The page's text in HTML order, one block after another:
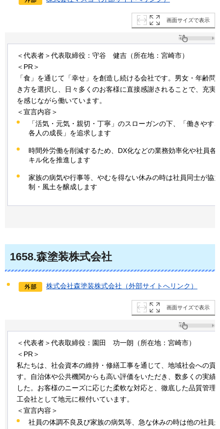
画面サイズで表示
＜代表者＞代表取締役：守谷 健吉 （所在地：宮崎市）
＜PR＞
「食」を通じて「幸せ」を創造し続ける会社です。男女・年齢問
き方を選択し、日々多くのお客様に直接感謝されることで、充実
を感じながら働いています。
＜宣言内容＞
「活気・元気・親切・丁寧」のスローガンの下、「働きやす
各人の成長」を追求します
時間外労働を削減するため、DX化などの業務効率化や社員各
キル化を推進します
家族の病気や行事等、やむを得ない休みの時は社員同士が協
制・風土を醸成します
1658.森塗装株式会社
株式会社森塗装株式会社（外部サイトへリンク）
画面サイズで表示
＜代表者＞代表取締役：園田 功一朗 （所在地：宮崎市）
＜PR＞
私たちは、社会資本の維持・修繕工事を通じて、地域社会への貢
す。自治体や公共機関からも高い評価をいただき、数多くの実績
した。お客様のニーズに応じた柔軟な対応と、徹底した品質管理
工会社として地元に根付いています。
＜宣言内容＞
社員の体調不良及び家族の病気等、急な休みの時は他の社員